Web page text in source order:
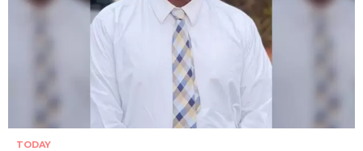
TODAY